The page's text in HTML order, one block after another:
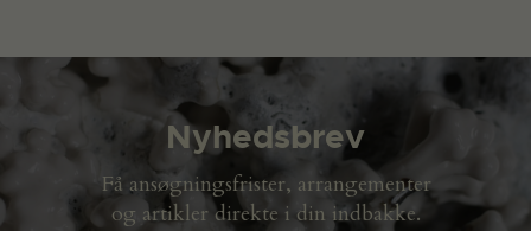
Nyhedsbrev
Få ansøgningsfrister, arrangementer
og artikler direkte i din indbakke.